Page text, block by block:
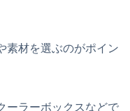
素材を選ぶのがポイン
ーラーボックスなどで